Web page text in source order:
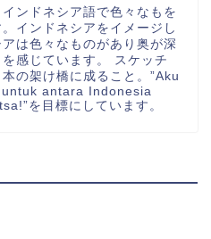
ンドネシア語で色々なもを
インドネシアをイメージし
は色々なものがあり奥が深
感じています。 スケッチ
の架け橋に成ること。”Aku
antara Indonesia
を目標にしています。